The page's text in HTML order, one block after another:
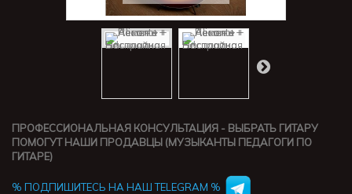
ПРОФЕССИОНАЛЬНАЯ КОНСУЛЬТАЦИЯ - ВЫБРАТЬ ГИТАРУ
ПОМОГУТ НАШИ ПРОДАВЦЫ (МУЗЫКАНТЫ ПЕДАГОГИ ПО
ГИТАРЕ)
% ПОДПИШИТЕСЬ НА НАШ TELEGRAM %